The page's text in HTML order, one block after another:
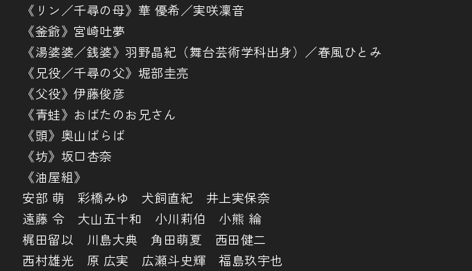
《リン／千尋の母》華 優希／実咲凜音
《釜爺》宮崎吐夢
《湯婆婆／銭婆》羽野晶紀（舞台芸術学科出身）／春風ひとみ
《兄役／千尋の父》堀部圭亮
《父役》伊藤俊彦
《青蛙》おばたのお兄さん
《頭》奥山ばらば
《坊》坂口杏奈
《油屋組》
安部 萌 彩橋みゆ 犬飼直紀 井上実保奈
遠藤 令 大山五十和 小川莉伯 小熊 綸
梶田留以 川島大典 角田萌夏 西田健二
西村雄光 原 広実 広瀬斗史輝 福島玖宇也